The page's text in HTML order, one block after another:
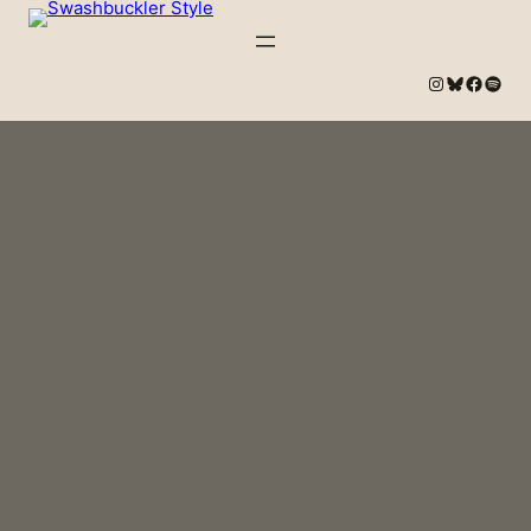
# Bluesky # Spotify